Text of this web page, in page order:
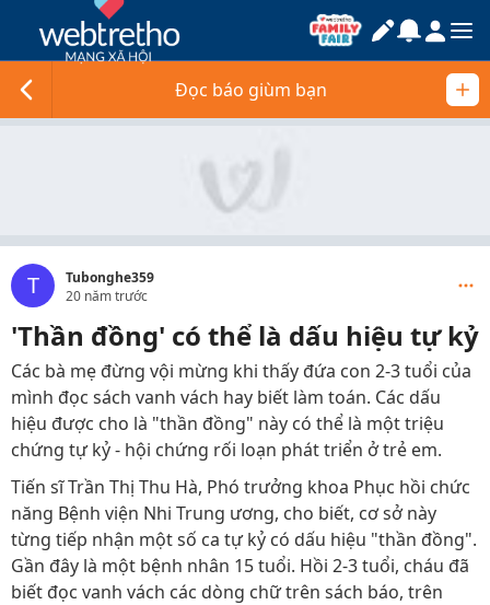
Đọc báo giùm bạn
T
Tubonghe359
20 năm trước
'Thần đồng' có thể là dấu hiệu tự kỷ
Các bà mẹ đừng vội mừng khi thấy đứa con 2-3 tuổi của
mình đọc sách vanh vách hay biết làm toán. Các dấu
hiệu được cho là "thần đồng" này có thể là một triệu
chứng tự kỷ - hội chứng rối loạn phát triển ở trẻ em.
Tiến sĩ Trần Thị Thu Hà, Phó trưởng khoa Phục hồi chức
năng Bệnh viện Nhi Trung ương, cho biết, cơ sở này
từng tiếp nhận một số ca tự kỷ có dấu hiệu "thần đồng".
Gần đây là một bệnh nhân 15 tuổi. Hồi 2-3 tuổi, cháu đã
biết đọc vanh vách các dòng chữ trên sách báo, trên